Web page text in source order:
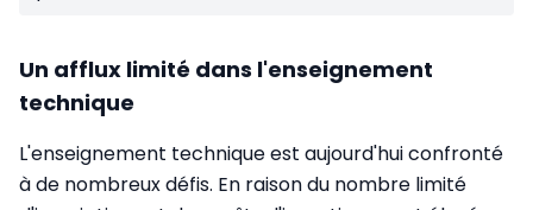
Un afflux limité dans l'enseignement
technique
L'enseignement technique est aujourd'hui confronté
à de nombreux défis. En raison du nombre limité